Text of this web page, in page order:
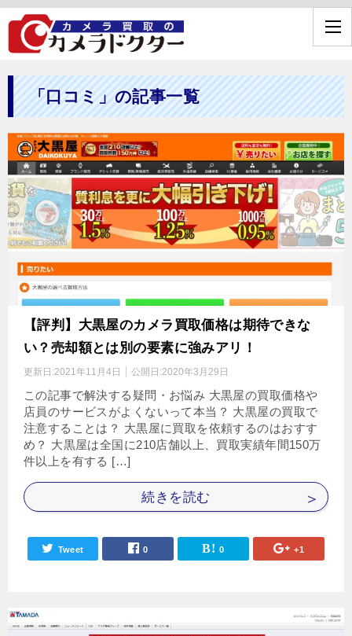
「口コミ」の記事一覧
【評判】大黒屋のカメラ買取価格は期待できな
い？売却額とは別の要素に強みアリ！
更新日:2021年11月4日 公開日:2020年3月29日
この記事で解決する疑問・お悩み 大黒屋の買取価格や
店員のサービスがよくないって本当？ 大黒屋の買取で
注意することは？ 大黒屋に買取を依頼するのはおすす
め？ 大黒屋は全国に210店舗以上、買取実績年間150万
件以上を有する […]
続きを読む
Tweet 0 0 +1